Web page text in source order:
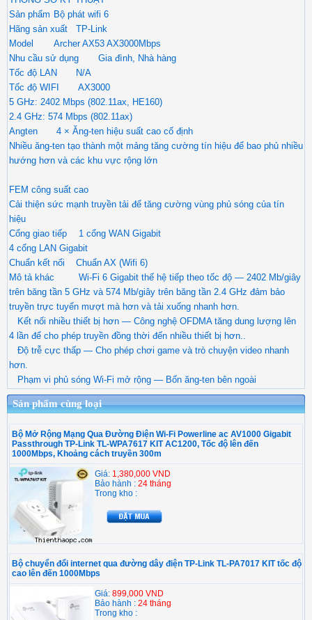
Sản phẩm Bộ phát wifi 6
Hãng sản xuất
TP-Link
Model
Archer AX53 AX3000Mbps
Nhu cầu sử dụng
Gia đình, Nhà hàng
Tốc độ LAN
N/A
Tốc độ WIFI
AX3000
5 GHz: 2402 Mbps (802.11ax, HE160)
2.4 GHz: 574 Mbps (802.11ax)
Angten
4 × Ăng-ten hiệu suất cao cố định
Nhiều ăng-ten tạo thành một mảng tăng cường tín hiệu để bao phủ nhiều
hướng hơn và các khu vực rộng lớn
FEM công suất cao
Cải thiện sức mạnh truyền tải để tăng cường vùng phủ sóng của tín
hiệu
Cổng giao tiếp
1 cổng WAN Gigabit
4 cổng LAN Gigabit
Chuẩn kết nối
Chuẩn AX (Wifi 6)
Mô tả khác
Wi-Fi 6 Gigabit thế hệ tiếp theo tốc độ — 2402 Mb/giây
trên băng tần 5 GHz và 574 Mb/giây trên băng tần 2.4 GHz đảm bảo
truyền trực tuyến mượt mà hơn và tải xuống nhanh hơn.
Kết nối nhiều thiết bị hơn — Công nghệ OFDMA tăng dung lượng lên
4 lần để cho phép truyền đồng thời đến nhiều thiết bị hơn..
Độ trễ cực thấp — Cho phép chơi game và trò chuyện video nhanh
hơn.
Phạm vi phủ sóng Wi-Fi mở rộng — Bốn ăng-ten bên ngoài
Sản phẩm cùng loại
Bộ Mở Rộng Mạng Qua Đường Điện Wi-Fi Powerline ac AV1000 Gigabit
Passthrough TP-Link TL-WPA7617 KIT AC1200, Tốc độ lên đến
1000Mbps, Khoảng cách truyền 300m
Giá: 1,380,000 VND
Bảo hành : 24 tháng
Trong kho :
Bộ chuyển đổi internet qua đường dây điện TP-Link TL-PA7017 KIT tốc độ
cao lên đến 1000Mbps
Giá: 899,000 VND
Bảo hành : 24 tháng
Trong kho :